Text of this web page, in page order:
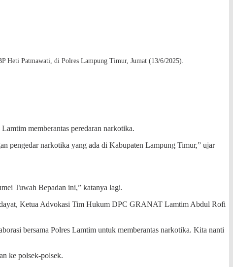
Heti Patmawati, di Polres Lampung Timur, Jumat (13/6/2025).
memberantas peredaran narkotika.
pengedar narkotika yang ada di Kabupaten Lampung Timur,” ujar
Tuwah Bepadan ini,” katanya lagi.
Ketua Advokasi Tim Hukum DPC GRANAT Lamtim Abdul Rofi
bersama Polres Lamtim untuk memberantas narkotika. Kita nanti
ke polsek-polsek.